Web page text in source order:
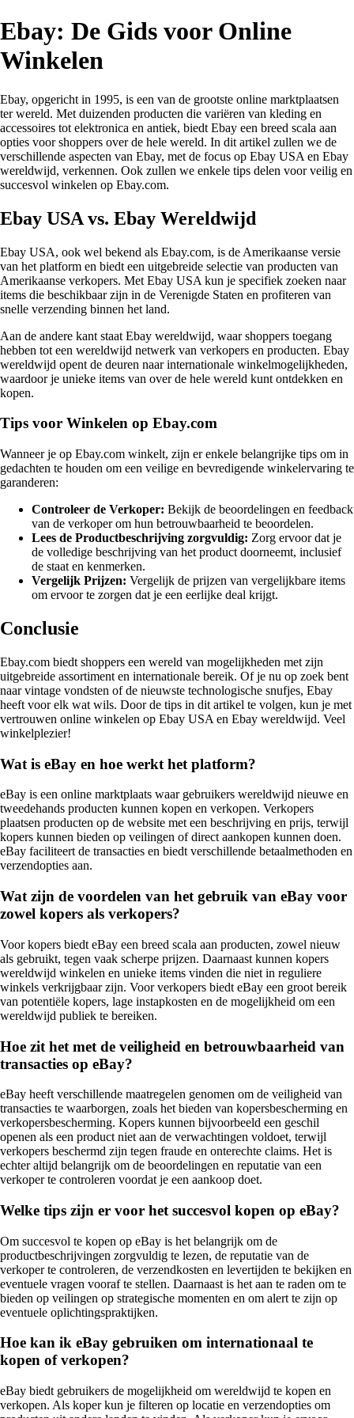
Ebay: De Gids voor Online
Winkelen
Ebay, opgericht in 1995, is een van de grootste online marktplaatsen
ter wereld. Met duizenden producten die variëren van kleding en
accessoires tot elektronica en antiek, biedt Ebay een breed scala aan
opties voor shoppers over de hele wereld. In dit artikel zullen we de
verschillende aspecten van Ebay, met de focus op Ebay USA en Ebay
wereldwijd, verkennen. Ook zullen we enkele tips delen voor veilig en
succesvol winkelen op Ebay.com.
Ebay USA vs. Ebay Wereldwijd
Ebay USA, ook wel bekend als Ebay.com, is de Amerikaanse versie
van het platform en biedt een uitgebreide selectie van producten van
Amerikaanse verkopers. Met Ebay USA kun je specifiek zoeken naar
items die beschikbaar zijn in de Verenigde Staten en profiteren van
snelle verzending binnen het land.
Aan de andere kant staat Ebay wereldwijd, waar shoppers toegang
hebben tot een wereldwijd netwerk van verkopers en producten. Ebay
wereldwijd opent de deuren naar internationale winkelmogelijkheden,
waardoor je unieke items van over de hele wereld kunt ontdekken en
kopen.
Tips voor Winkelen op Ebay.com
Wanneer je op Ebay.com winkelt, zijn er enkele belangrijke tips om in
gedachten te houden om een veilige en bevredigende winkelervaring te
garanderen:
Controleer de Verkoper: Bekijk de beoordelingen en feedback
van de verkoper om hun betrouwbaarheid te beoordelen.
Lees de Productbeschrijving zorgvuldig: Zorg ervoor dat je
de volledige beschrijving van het product doorneemt, inclusief
de staat en kenmerken.
Vergelijk Prijzen: Vergelijk de prijzen van vergelijkbare items
om ervoor te zorgen dat je een eerlijke deal krijgt.
Conclusie
Ebay.com biedt shoppers een wereld van mogelijkheden met zijn
uitgebreide assortiment en internationale bereik. Of je nu op zoek bent
naar vintage vondsten of de nieuwste technologische snufjes, Ebay
heeft voor elk wat wils. Door de tips in dit artikel te volgen, kun je met
vertrouwen online winkelen op Ebay USA en Ebay wereldwijd. Veel
winkelplezier!
Wat is eBay en hoe werkt het platform?
eBay is een online marktplaats waar gebruikers wereldwijd nieuwe en
tweedehands producten kunnen kopen en verkopen. Verkopers
plaatsen producten op de website met een beschrijving en prijs, terwijl
kopers kunnen bieden op veilingen of direct aankopen kunnen doen.
eBay faciliteert de transacties en biedt verschillende betaalmethoden en
verzendopties aan.
Wat zijn de voordelen van het gebruik van eBay voor
zowel kopers als verkopers?
Voor kopers biedt eBay een breed scala aan producten, zowel nieuw
als gebruikt, tegen vaak scherpe prijzen. Daarnaast kunnen kopers
wereldwijd winkelen en unieke items vinden die niet in reguliere
winkels verkrijgbaar zijn. Voor verkopers biedt eBay een groot bereik
van potentiële kopers, lage instapkosten en de mogelijkheid om een
wereldwijd publiek te bereiken.
Hoe zit het met de veiligheid en betrouwbaarheid van
transacties op eBay?
eBay heeft verschillende maatregelen genomen om de veiligheid van
transacties te waarborgen, zoals het bieden van kopersbescherming en
verkopersbescherming. Kopers kunnen bijvoorbeeld een geschil
openen als een product niet aan de verwachtingen voldoet, terwijl
verkopers beschermd zijn tegen fraude en onterechte claims. Het is
echter altijd belangrijk om de beoordelingen en reputatie van een
verkoper te controleren voordat je een aankoop doet.
Welke tips zijn er voor het succesvol kopen op eBay?
Om succesvol te kopen op eBay is het belangrijk om de
productbeschrijvingen zorgvuldig te lezen, de reputatie van de
verkoper te controleren, de verzendkosten en levertijden te bekijken en
eventuele vragen vooraf te stellen. Daarnaast is het aan te raden om te
bieden op veilingen op strategische momenten en om alert te zijn op
eventuele oplichtingspraktijken.
Hoe kan ik eBay gebruiken om internationaal te
kopen of verkopen?
eBay biedt gebruikers de mogelijkheid om wereldwijd te kopen en
verkopen. Als koper kun je filteren op locatie en verzendopties om